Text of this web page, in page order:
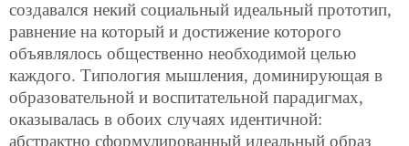
создавался некий социальный идеальный прототип,
равнение на который и достижение которого
объявлялось общественно необходимой целью
каждого. Типология мышления, доминирующая в
образовательной и воспитательной парадигмах,
оказывалась в обоих случаях идентичной:
абстрактно сформулированный идеальный образ